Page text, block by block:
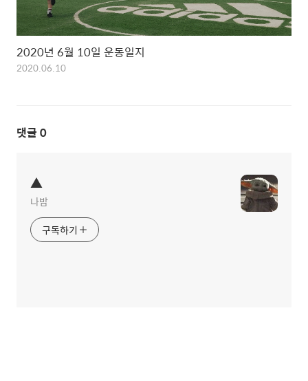
2020년 6월 10일 운동일지
2020.06.10
댓글 0
▲
나밤
구독하기